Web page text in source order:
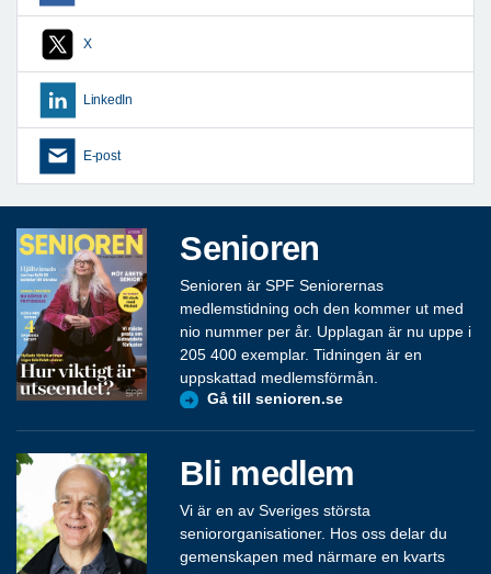
X
LinkedIn
E-post
Senioren
Senioren är SPF Seniorernas
medlemstidning och den kommer ut med
nio nummer per år. Upplagan är nu uppe i
205 400 exemplar. Tidningen är en
uppskattad medlemsförmån.
Gå till senioren.se
Bli medlem
Vi är en av Sveriges största
seniororganisationer. Hos oss delar du
gemenskapen med närmare en kvarts